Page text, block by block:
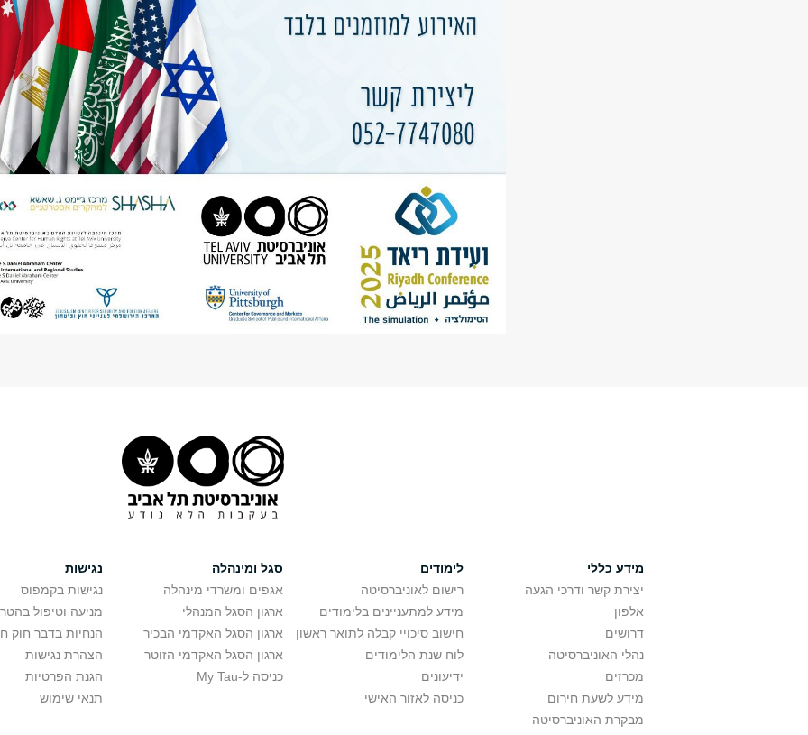
מידע כללי
יצירת קשר ודרכי הגעה
אלפון
דרושים
נהלי האוניברסיטה
מכרזים
מידע לשעת חירום
מבקרת האוניברסיטה
לימודים
רישום לאוניברסיטה
מידע למתעניינים בלימודים
חישוב סיכויי קבלה לתואר ראשון
לוח שנת הלימודים
ידיעונים
כניסה לאזור האישי
סגל ומינהלה
אגפים ומשרדי מינהלה
ארגון הסגל המנהלי
ארגון הסגל האקדמי הבכיר
ארגון הסגל האקדמי הזוטר
כניסה ל-My Tau
נגישות
נגישות בקמפוס
מניעה וטיפול
הנחיות בדבר חוק
הצהרת נגישות
הגנת הפרטיות
תנאי שימוש